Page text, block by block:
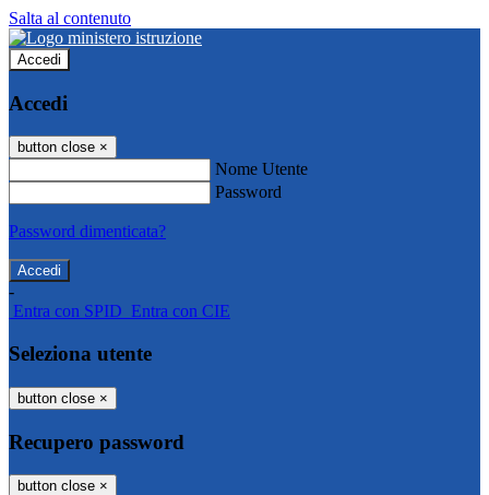
Salta al contenuto
Accedi
Accedi
button close ×
Nome Utente
Password
Password dimenticata?
-
Entra con SPID Entra con CIE
Seleziona utente
button close ×
Recupero password
button close ×